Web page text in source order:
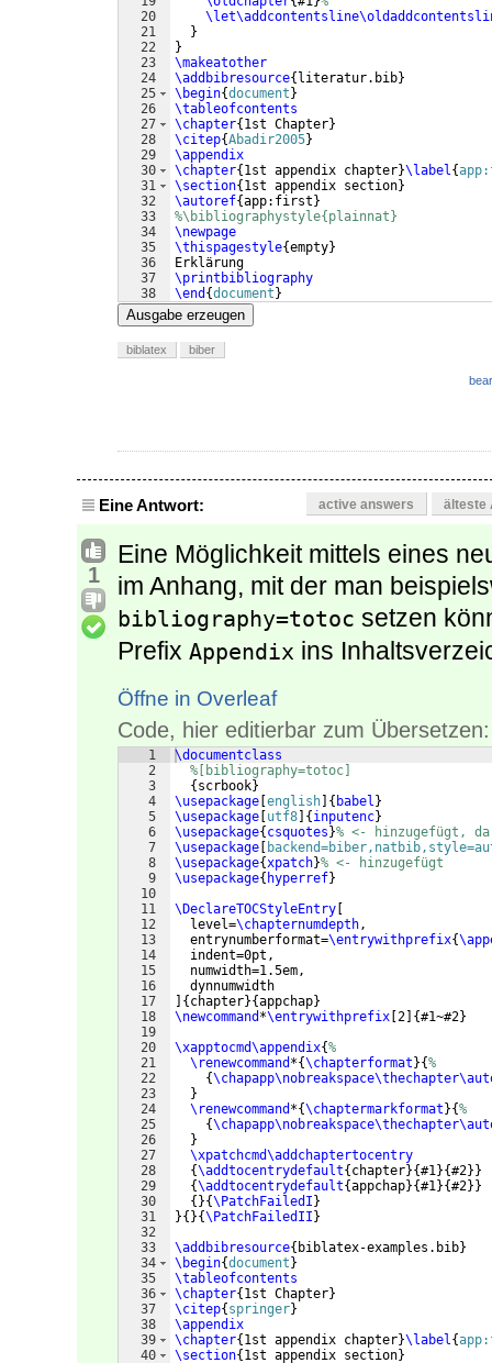
20
21
22
23
24
25
26
27
28
29
30
31
32
33
34
35
36
37
38
}
}
\makeatother
\addbibresource{ literatur.bib}
\begin{document }
\tableofcontents
\chapter{ 1st Chapter}
\citep{Abadir2005}
\appendix
\chapter{ 1st appendix chapter}\label{
\section{ 1st appendix section}
\autoref{app:first }
%\bibliographystyle{plainnat}
\newpage
\thispagestyle{empty}
Erklärung
\printbibliography
\end {document }
Ausgabe erzeugen
biblatex biber
Eine Antwort: active answers älteste
1
Eine Möglichkeit mittels eines
im Anhang, mit der man
bibliography=totoc setzen
Prefix Appendix ins
Öffne in Overleaf
Code, hier editierbar zum Übersetzen:
1
2
3
4
5
6
7
8
9
10
11
12
13
14
15
16
17
18
19
20
21
22
23
24
25
26
27
28
29
30
31
32
33
34
35
36
37
38
39
40
\documentclass
%[bibliography=totoc]
{ scrbook}
\usepackage english { babel }
\usepackage utf8 { inputenc}
\usepackage{ csquotes }% <- hinzugefügt,
\usepackage
\usepackage{xpatch}% <- hinzugefügt
\usepackage{ hyperref}
\DeclareTOCStyleEntry
  level=
\chapternumdepth,
  entrynumberformat=
\entrywithprefix{
  indent=0pt,
  numwidth=1.5em,
  dynnumwidth
{ chapter}{appchap}
\newcommand *\entrywithprefix 2 {#1~#2}
\xapptocmd\appendix{%
\renewcommand *{\chapterformat }{%
{
}
\renewcommand *{\chaptermarkformat }{%
{
}
\xpatchcmd\addchaptertocentry
{\addtocentrydefault{ chapter}{#1}{#2}}
{\addtocentrydefault{appchap}{#1}{#2}}
{ }{\PatchFailedI }
}{ }{\PatchFailedII }
\addbibresource{ biblatex-examples.bib}
\begin{document }
\tableofcontents
\chapter{ 1st Chapter}
\citep{ springer}
\appendix
\chapter{ 1st appendix chapter}\label{
\section{ 1st appendix section}